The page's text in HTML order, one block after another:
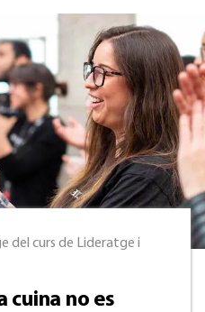
del curs de Lideratge i
cuina no es